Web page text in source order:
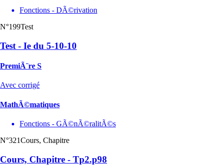
Fonctions - DÃ©rivation
N°199Test
Test - Ie du 5-10-10
PremiÃ¨re S
Avec corrigé
MathÃ©matiques
Fonctions - GÃ©nÃ©ralitÃ©s
N°321Cours, Chapitre
Cours, Chapitre - Tp2.p98